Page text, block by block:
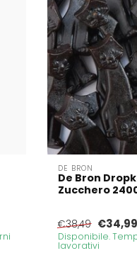
DE BRON
De Bron
Zucchero
€38,49 €34,99
Disponibile.
lavorativi